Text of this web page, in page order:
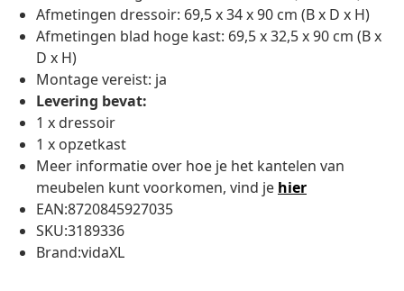
Afmetingen dressoir: 69,5 x 34 x 90 cm (B x D x H)
Afmetingen blad hoge kast: 69,5 x 32,5 x 90 cm (B x
D x H)
Montage vereist: ja
Levering bevat:
1 x dressoir
1 x opzetkast
Meer informatie over hoe je het kantelen van
meubelen kunt voorkomen, vind je hier
EAN:8720845927035
SKU:3189336
Brand:vidaXL